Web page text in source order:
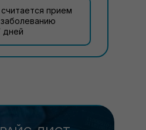
прием
дней